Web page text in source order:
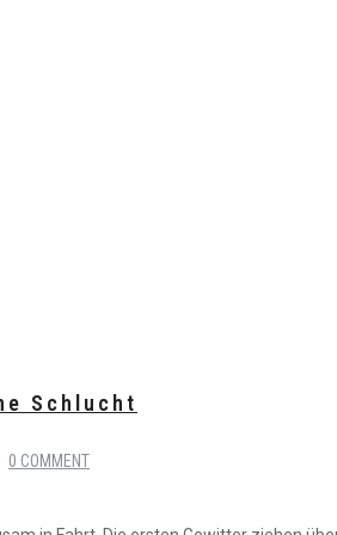
Schlucht
0 COMMENT